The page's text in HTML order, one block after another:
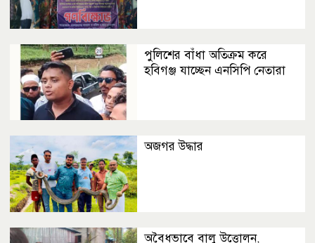
পুলিশের বাঁধা অতিক্রম করে
হবিগঞ্জ যাচ্ছেন এনসিপি নেতারা
অজগর উদ্ধার
অবৈধভাবে বালু উত্তোলন,